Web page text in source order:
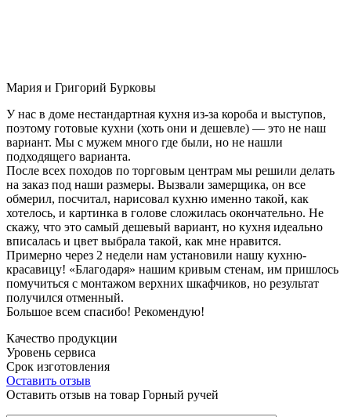
Мария и Григорий Бурковы
У нас в доме нестандартная кухня из-за короба и выступов,
поэтому готовые кухни (хоть они и дешевле) — это не наш
вариант. Мы с мужем много где были, но не нашли
подходящего варианта.
После всех походов по торговым центрам мы решили делать
на заказ под наши размеры. Вызвали замерщика, он все
обмерил, посчитал, нарисовал кухню именно такой, как
хотелось, и картинка в голове сложилась окончательно. Не
скажу, что это самый дешевый вариант, но кухня идеально
вписалась и цвет выбрала такой, как мне нравится.
Примерно через 2 недели нам установили нашу кухню-
красавицу! «Благодаря» нашим кривым стенам, им пришлось
помучиться с монтажом верхних шкафчиков, но результат
получился отменный.
Большое всем спасибо! Рекомендую!
Качество продукции
Уровень сервиса
Срок изготовления
Оставить отзыв
Оставить отзыв на товар Горный ручей